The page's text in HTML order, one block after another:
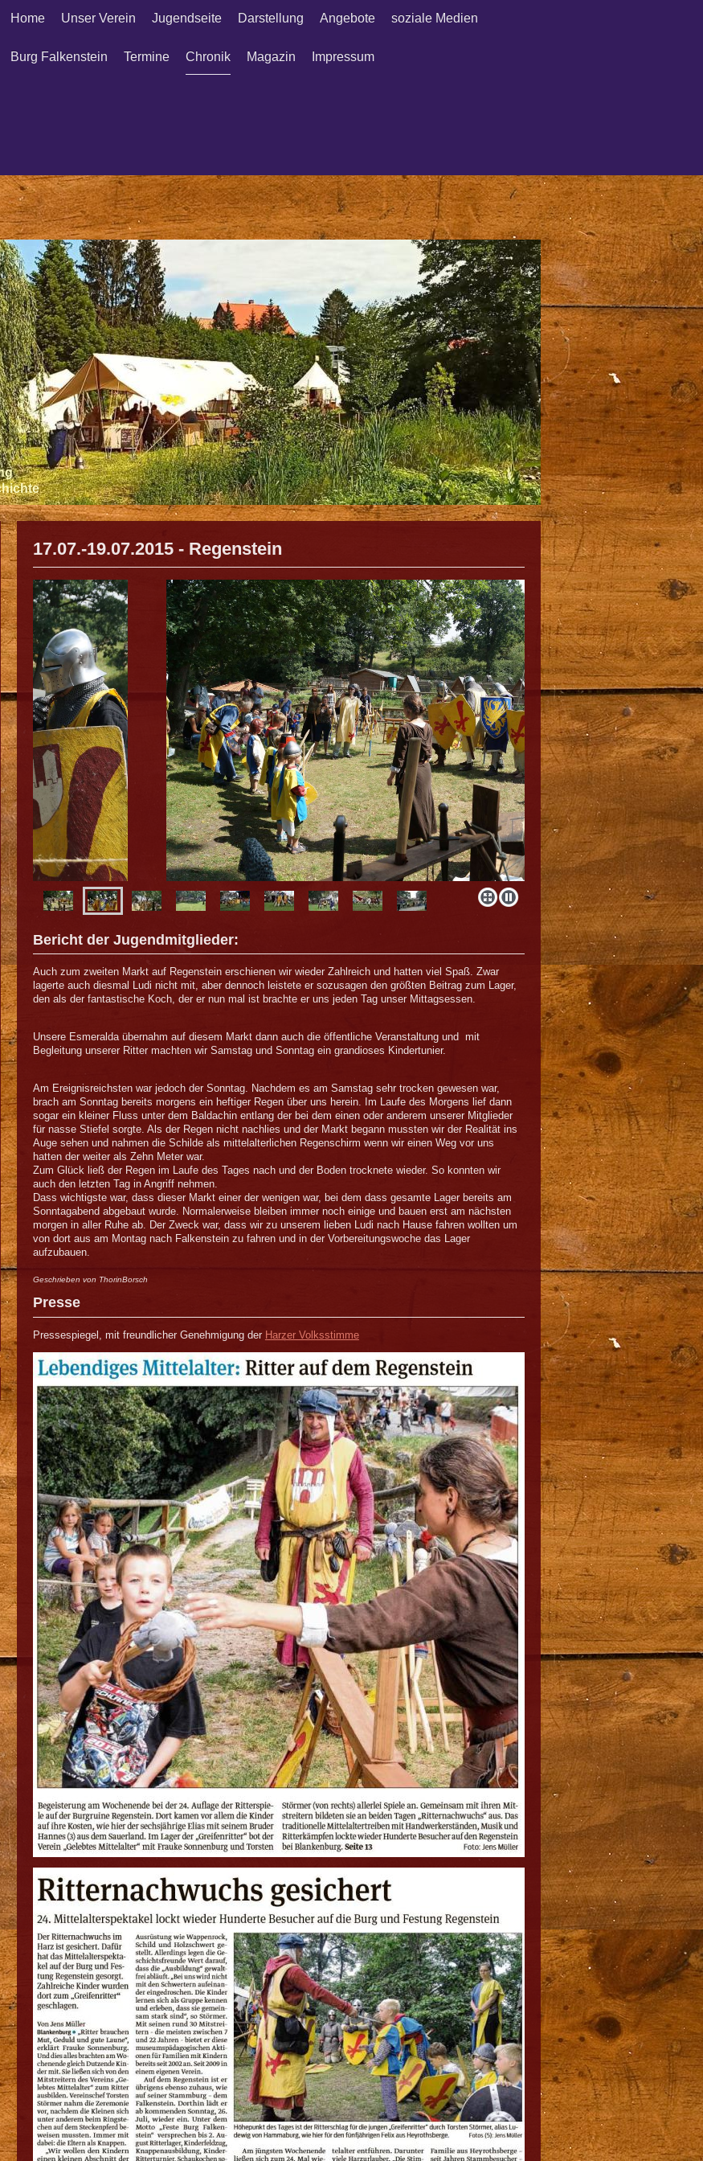
Home Unser Verein Jugendseite Darstellung Angebote soziale Medien
Burg Falkenstein Termine Chronik Magazin Impressum
17.07.-19.07.2015 - Regenstein
Bericht der Jugendmitglieder:
Auch zum zweiten Markt auf Regenstein erschienen wir wieder Zahlreich und hatten viel Spaß. Zwar
lagerte auch diesmal Ludi nicht mit, aber dennoch leistete er sozusagen den größten Beitrag zum Lager,
den als der fantastische Koch, der er nun mal ist brachte er uns jeden Tag unser Mittagsessen.
Unsere Esmeralda übernahm auf diesem Markt dann auch die öffentliche Veranstaltung und mit
Begleitung unserer Ritter machten wir Samstag und Sonntag ein grandioses Kindertunier.
Am Ereignisreichsten war jedoch der Sonntag. Nachdem es am Samstag sehr trocken gewesen war,
brach am Sonntag bereits morgens ein heftiger Regen über uns herein. Im Laufe des Morgens lief dann
sogar ein kleiner Fluss unter dem Baldachin entlang der bei dem einen oder anderem unserer Mitglieder
für nasse Stiefel sorgte. Als der Regen nicht nachlies und der Markt begann mussten wir der Realität ins
Auge sehen und nahmen die Schilde als mittelalterlichen Regenschirm wenn wir einen Weg vor uns
hatten der weiter als Zehn Meter war.
Zum Glück ließ der Regen im Laufe des Tages nach und der Boden trocknete wieder. So konnten wir
auch den letzten Tag in Angriff nehmen.
Dass wichtigste war, dass dieser Markt einer der wenigen war, bei dem dass gesamte Lager bereits am
Sonntagabend abgebaut wurde. Normalerweise bleiben immer noch einige und bauen erst am nächsten
morgen in aller Ruhe ab. Der Zweck war, dass wir zu unserem lieben Ludi nach Hause fahren wollten um
von dort aus am Montag nach Falkenstein zu fahren und in der Vorbereitungswoche das Lager
aufzubauen.
Geschrieben von ThorinBorsch
Presse
Pressespiegel, mit freundlicher Genehmigung der Harzer Volksstimme